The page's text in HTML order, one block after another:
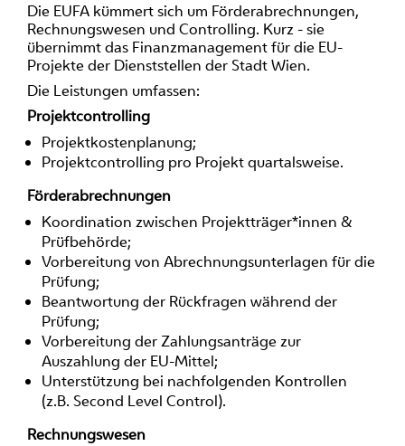
Die EUFA kümmert sich um Förderabrechnungen,
Rechnungswesen und Controlling. Kurz - sie
übernimmt das Finanzmanagement für die EU-
Projekte der Dienststellen der Stadt Wien.
Die Leistungen umfassen:
Projektcontrolling
Projektkostenplanung;
Projektcontrolling pro Projekt quartalsweise.
Förderabrechnungen
Koordination zwischen Projektträger*innen &
Prüfbehörde;
Vorbereitung von Abrechnungsunterlagen für die
Prüfung;
Beantwortung der Rückfragen während der
Prüfung;
Vorbereitung der Zahlungsanträge zur
Auszahlung der EU-Mittel;
Unterstützung bei nachfolgenden Kontrollen
(z.B. Second Level Control).
Rechnungswesen